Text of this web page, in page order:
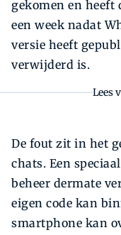
gekomen en heeft
een week nadat
versie heeft
verwijderd is.
Lees
De fout zit in het
chats. Een
beheer dermate
eigen code kan
smartphone kan